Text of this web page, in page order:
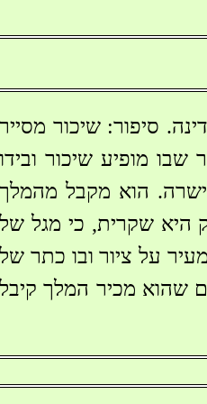
סיפור: שיכור מסייר
מופיע שיכור ובידו
הוא מקבל מהמלך
היא שקרית, כי מגל של
על ציור ובו כתר של
שהוא מכיר המלך קיבל